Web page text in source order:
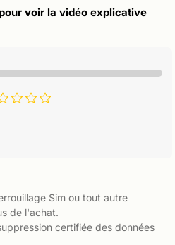
voir la vidéo explicative
Sim ou tout autre
de l'achat.
certifiée des données